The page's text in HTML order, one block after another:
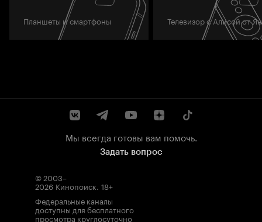
Планшеты и смартфоны Телевизор с Алисой от
Мы всегда готовы вам помочь.
Задать вопрос
© 2003–
2026 Кинопоиск. 18+
Федеральные каналы
доступны для бесплатного
просмотра круглосуточно